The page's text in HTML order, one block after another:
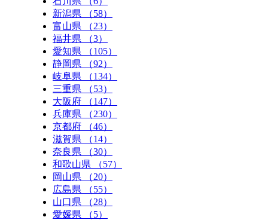
新潟県 （58）
富山県 （23）
福井県 （3）
愛知県 （105）
静岡県 （92）
岐阜県 （134）
三重県 （53）
大阪府 （147）
兵庫県 （230）
京都府 （46）
滋賀県 （14）
奈良県 （30）
和歌山県 （57）
岡山県 （20）
広島県 （55）
山口県 （28）
愛媛県 （5）